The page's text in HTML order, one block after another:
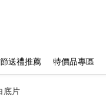
送禮推薦 特價品專區
底片